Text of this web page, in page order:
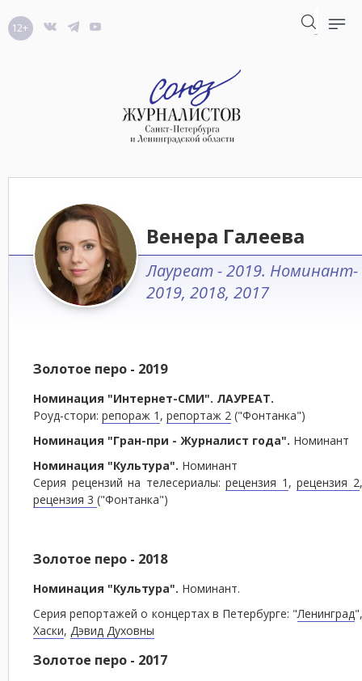
12+
Венера Галеева
Лауреат - 2019. Номинант-
2019, 2018, 2017
Золотое перо - 2019
Номинация "Интернет-СМИ". ЛАУРЕАТ.
Роуд-стори: репораж 1 , репортаж 2 ("Фонтанка")
Номинация "Гран-при - Журналист года". Номинант
Номинация "Культура". Номинант
Серия рецензий на телесериалы:рецензия 1 ,рецензия 2
рецензия 3 ("Фонтанка")
Золотое перо - 2018
Номинация "Культура". Номинант.
Серия репортажей о концертах в Петербурге: "Ленинград",
Хаски, Дэвид Духовны
Золотое перо - 2017